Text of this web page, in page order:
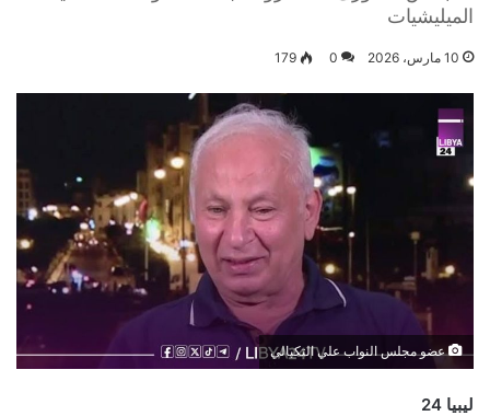
الميليشيات
10 مارس، 2026 0
179
عضو مجلس النواب علي التكبالي
ليبيا 24